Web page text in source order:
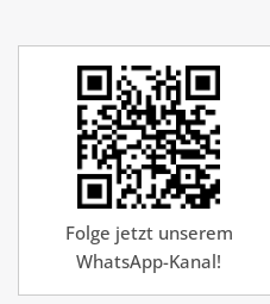
Folge jetzt unserem
WhatsApp-Kanal!